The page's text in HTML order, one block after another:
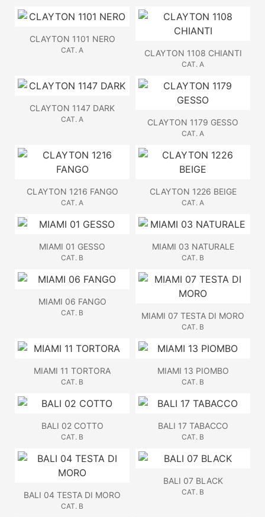
CLAYTON 1101 NERO
CAT. A CLAYTON 1108 CHIANTI
CAT. A
CLAYTON 1147 DARK
CAT. A CLAYTON 1179 GESSO
CAT. A
CLAYTON 1216 FANGO
CAT. A
CLAYTON 1226 BEIGE
CAT. A
MIAMI 01 GESSO
CAT. B
MIAMI 03 NATURALE
CAT. B
MIAMI 06 FANGO
CAT. B MIAMI 07 TESTA DI MORO
CAT. B
MIAMI 11 TORTORA
CAT. B
MIAMI 13 PIOMBO
CAT. B
BALI 02 COTTO
CAT. B
BALI 17 TABACCO
CAT. B
BALI 04 TESTA DI MORO
CAT. B
BALI 07 BLACK
CAT. B